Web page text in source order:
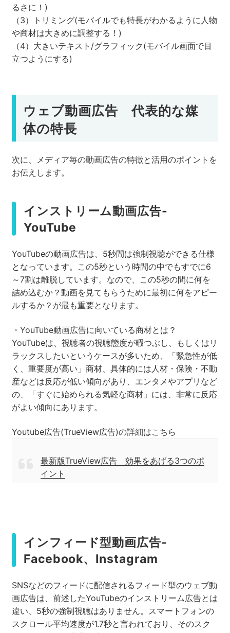
るさに！)
（3）トリミング(モバイルでも特長がわかるように人物
や商材は大きめに調整する！)
（4）⼤きいテキスト/グラフィック(モバイル画面で目
立つようにする)
ウェブ動画広告 代表的な媒
体の特長
次に、メディア毎の動画広告の特徴と活用のポイントを
お伝えします。
インストリーム動画広告-
YouTube
YouTubeの動画広告は、5秒間は強制視聴ができる仕様
となっています。この5秒という時間の中でもすでに6
～7割は離脱しています。なので、この5秒の間に何を
詰め込むか？動画を見てもらうために最初に何をアピー
ルするか？が最も重要となります。
・YouTube動画広告に向いている商材とは？
YouTubeは、視聴者の視聴態度が暇つぶし、もしくはリ
ラックスしたいというケースが多いため、「緊急性が低
く、重要度が高い」商材、具体的には人材・保険・不動
産などは反応が低い傾向があり、エンタメやアプリなど
の、「すぐに始められる気軽な商材」には、非常に反応
がよい傾向にあります。
Youtube広告(TrueView広告)の詳細はこちら
最新版TrueView広告 効果をあげる3つのポ
イント
インフィード型動画広告-
Facebook、Instagram
SNSなどのフィードに配信されるフィード型のウェブ動
画広告は、前述したYouTubeのインストリーム広告とは
違い、5秒の強制視聴はありません。スマートフォンの
スクロール平均速度が1.7秒と言われており、そのスク